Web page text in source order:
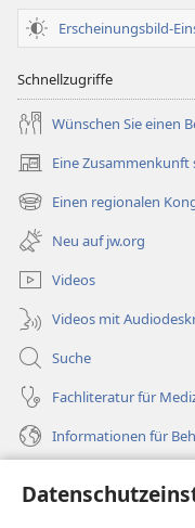
Erscheinungsbild-
Schnellzugriffe
Wünschen Sie einen
Eine Zusammenkunft
(öffnet
neues
Fenster)
Einen regionalen
(öffnet
neues
Fenster)
Neu auf jw.org
Videos
Videos mit
Suche
Fachliteratur für
Informationen für